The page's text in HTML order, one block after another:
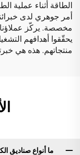
الطاقة أثناء عملية
أمر جوهري لدى
مخصصة. يركّز
يحقّقوا أهدافهم
منتجاتهم. هذه هي
ما أنواع صناديق